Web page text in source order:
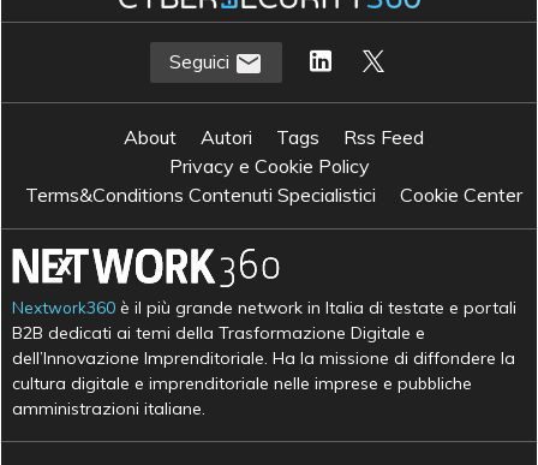
Seguici
About Autori Tags
Rss Feed
Privacy e Cookie Policy
Terms&Conditions Contenuti Specialistici
Cookie Center
Nextwork360 è il più grande network in Italia di testate e portali
B2B dedicati ai temi della Trasformazione Digitale e
dell’Innovazione Imprenditoriale. Ha la missione di diffondere la
cultura digitale e imprenditoriale nelle imprese e pubbliche
amministrazioni italiane.